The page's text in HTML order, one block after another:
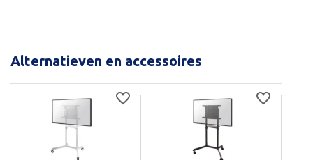
Alternatieven en accessoires